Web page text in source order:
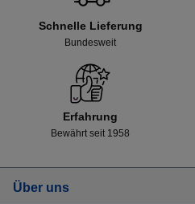
Schnelle Lieferung
Bundesweit
Erfahrung
Bewährt seit 1958
Über uns